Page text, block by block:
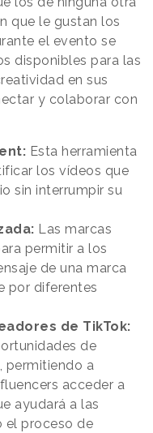
que le gustan los
el evento se
disponibles para las
en sus
y colaborar con
Esta herramienta
los vídeos que
sin interrumpir su
Las marcas
permitir a los
de una marca
por diferentes
de TikTok:
de
permitiendo a
acceder a
ayudará a las
el proceso de